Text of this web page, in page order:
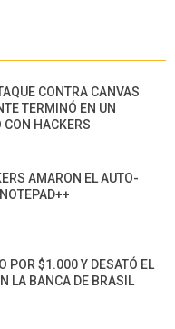
CONTRA CANVAS
TERMINÓ EN UN
CON HACKERS
AMARON EL AUTO-
POR $1.000 Y DESATÓ EL
LA BANCA DE BRASIL